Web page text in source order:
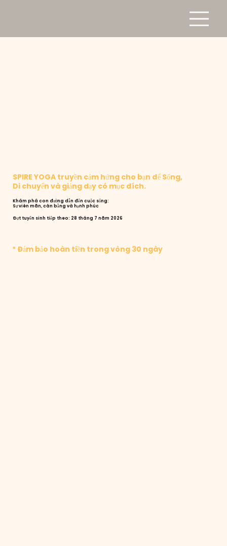
SPIRE YOGA truyền cảm hứng cho bạn để Sống,
Di chuyển và giảng dạy có mục đích.
Khám phá con đường dẫn đến cuộc sống:
Sự viên mãn, cân bằng và hạnh phúc
Đợt tuyển sinh tiếp theo: 28 tháng 7 năm 2026
* Đảm bảo hoàn tiền trong vòng 30 ngày